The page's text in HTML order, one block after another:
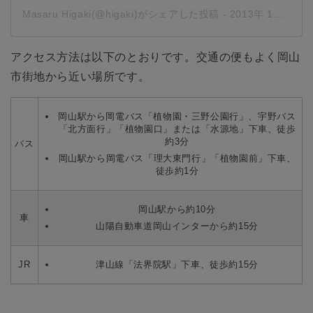
Masaru Higaki(@higaki)がシェアした投稿 - 2013年 1月月25日午後6時58分PST
アクセス方法は以下のとおりです。交通の便もよく岡山
市街地から近い場所です。
バス
岡山駅から岡電バス「植物園・三野公園行」、宇野バス
「北方面行」「植物園口」または「水源地」下車、徒歩
約3分
岡山駅から岡電バス「理大東門行」「植物園前」下車、
徒歩約1分
車
岡山駅から約10分
山陽自動車道岡山インターから約15分
JR 津山線「法界院駅」下車、徒歩約15分